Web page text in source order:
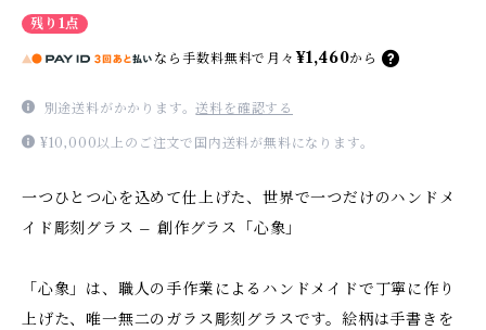
残り1点
なら 手数料無料で 月々 ¥1,460から
別途送料がかかります。送料を確認する
¥10,000以上のご注文で国内送料が無料になります。
一つひとつ心を込めて仕上げた、世界で一つだけのハンドメ
イド彫刻グラス – 創作グラス「心象」
「心象」は、職人の手作業によるハンドメイドで丁寧に作り
上げた、唯一無二のガラス彫刻グラスです。絵柄は手書きを